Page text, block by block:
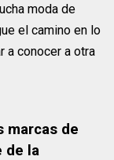
moda de
el camino en lo
a conocer a otra
marcas de
de la